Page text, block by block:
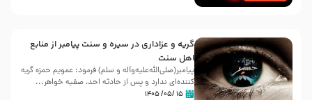
گریه و عزاداری در سیره و سنت پیامبر از منابع
اهل سنت
پیامبر(صلی‌الله‌علیه‌وآله و سلم) فرمود: عمویم حمزه گریه
کننده‌ای ندارد و پس از حادثه احد، صفیه خواهر...
۱۵ /۰۵/ ۱۴۰۵